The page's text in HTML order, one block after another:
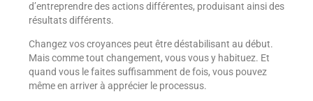
d’entreprendre des actions différentes, produisant ainsi des
résultats différents.
Changez vos croyances peut être déstabilisant au début.
Mais comme tout changement, vous vous y habituez. Et
quand vous le faites suffisamment de fois, vous pouvez
même en arriver à apprécier le processus.